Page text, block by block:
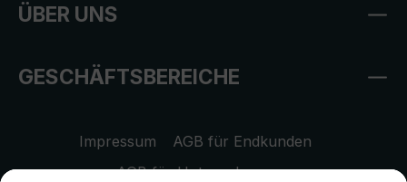
ÜBER UNS
GESCHÄFTSBEREICHE
Impressum
AGB für Endkunden
AGB für Unternehmen